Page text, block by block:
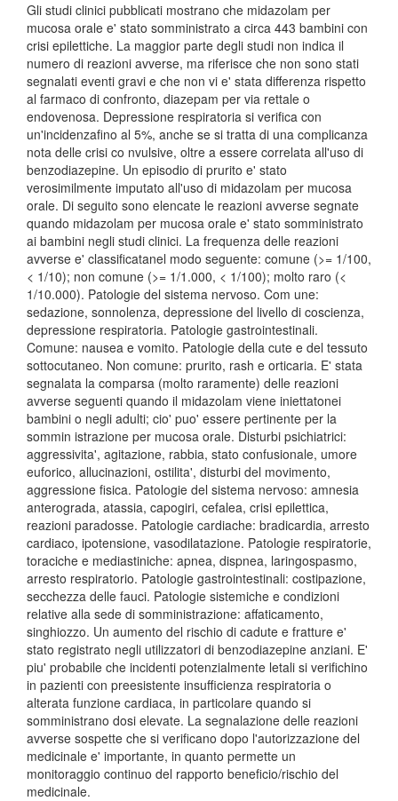
Gli studi clinici pubblicati mostrano che midazolam per
mucosa orale e' stato somministrato a circa 443 bambini con
crisi epilettiche. La maggior parte degli studi non indica il
numero di reazioni avverse, ma riferisce che non sono stati
segnalati eventi gravi e che non vi e' stata differenza rispetto
al farmaco di confronto, diazepam per via rettale o
endovenosa. Depressione respiratoria si verifica con
un'incidenzafino al 5%, anche se si tratta di una complicanza
nota delle crisi co nvulsive, oltre a essere correlata all'uso di
benzodiazepine. Un episodio di prurito e' stato
verosimilmente imputato all'uso di midazolam per mucosa
orale. Di seguito sono elencate le reazioni avverse segnate
quando midazolam per mucosa orale e' stato somministrato
ai bambini negli studi clinici. La frequenza delle reazioni
avverse e' classificatanel modo seguente: comune (>= 1/100,
< 1/10); non comune (>= 1/1.000, < 1/100); molto raro (<
1/10.000). Patologie del sistema nervoso. Com une:
sedazione, sonnolenza, depressione del livello di coscienza,
depressione respiratoria. Patologie gastrointestinali.
Comune: nausea e vomito. Patologie della cute e del tessuto
sottocutaneo. Non comune: prurito, rash e orticaria. E' stata
segnalata la comparsa (molto raramente) delle reazioni
avverse seguenti quando il midazolam viene iniettatonei
bambini o negli adulti; cio' puo' essere pertinente per la
sommin istrazione per mucosa orale. Disturbi psichiatrici:
aggressivita', agitazione, rabbia, stato confusionale, umore
euforico, allucinazioni, ostilita', disturbi del movimento,
aggressione fisica. Patologie del sistema nervoso: amnesia
anterograda, atassia, capogiri, cefalea, crisi epilettica,
reazioni paradosse. Patologie cardiache: bradicardia, arresto
cardiaco, ipotensione, vasodilatazione. Patologie respiratorie,
toraciche e mediastiniche: apnea, dispnea, laringospasmo,
arresto respiratorio. Patologie gastrointestinali: costipazione,
secchezza delle fauci. Patologie sistemiche e condizioni
relative alla sede di somministrazione: affaticamento,
singhiozzo. Un aumento del rischio di cadute e fratture e'
stato registrato negli utilizzatori di benzodiazepine anziani. E'
piu' probabile che incidenti potenzialmente letali si verifichino
in pazienti con preesistente insufficienza respiratoria o
alterata funzione cardiaca, in particolare quando si
somministrano dosi elevate. La segnalazione delle reazioni
avverse sospette che si verificano dopo l'autorizzazione del
medicinale e' importante, in quanto permette un
monitoraggio continuo del rapporto beneficio/rischio del
medicinale.